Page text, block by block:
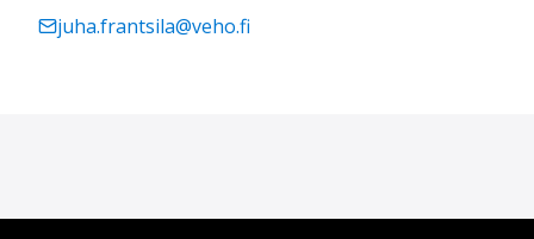
juha.frantsila@veho.fi